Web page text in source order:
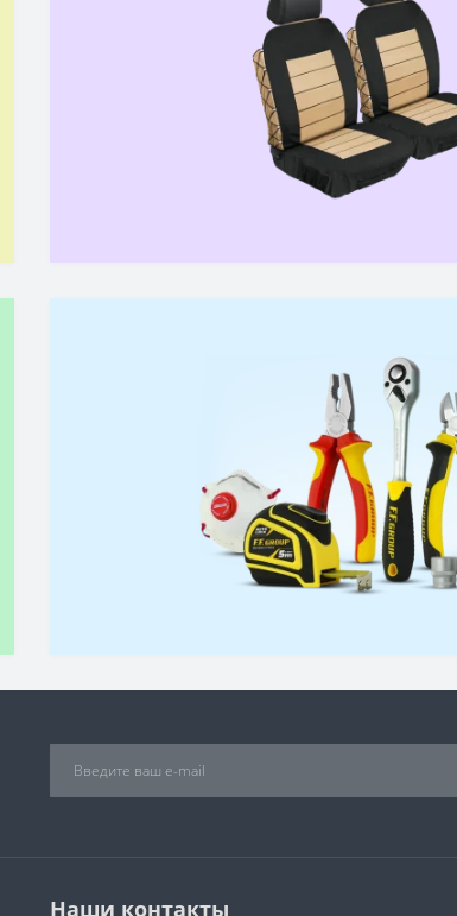
Наши контакты